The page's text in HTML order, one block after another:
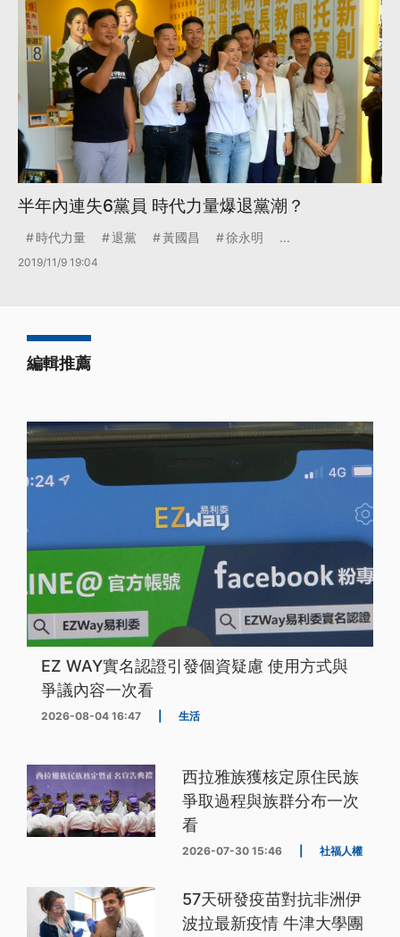
半年內連失6黨員 時代力量爆退黨潮？
時代力量 退黨 黃國昌 徐永明 ...
2019/11/9 19:04
編輯推薦
EZ WAY實名認證引發個資疑慮 使用方式與
爭議內容一次看
2026-08-04 16:47 生活
西拉雅族獲核定原住民族
爭取過程與族群分布一次
看
2026-07-30 15:46 社福人權
57天研發疫苗對抗非洲伊
波拉最新疫情 牛津大學團